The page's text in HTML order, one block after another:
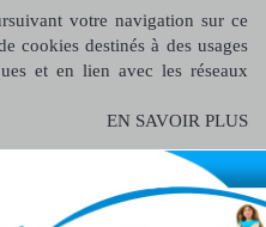
votre navigation sur ce
cookies destinés à des usages
et en lien avec les réseaux
EN SAVOIR PLUS